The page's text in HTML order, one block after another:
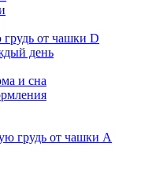
от чашки D
день
и сна
грудь от чашки А